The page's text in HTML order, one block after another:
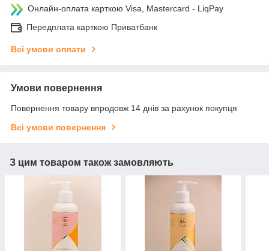
Онлайн-оплата карткою Visa, Mastercard - LiqPay
Передплата карткою Приватбанк
Всі умови оплати
Умови повернення
Повернення товару впродовж 14 днів за рахунок покупця
Всі умови повернення
З цим товаром також замовляють